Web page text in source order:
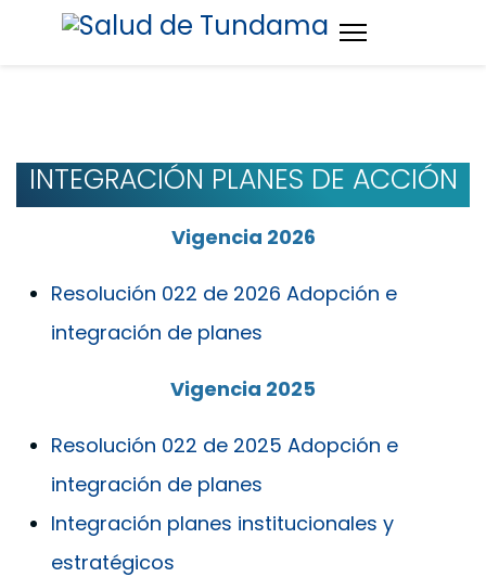
INTEGRACIÓN PLANES DE ACCIÓN
Vigencia 2026
Resolución 022 de 2026 Adopción e
integración de planes
Vigencia 2025
Resolución 022 de 2025 Adopción e
integración de planes
Integración planes institucionales y
estratégicos